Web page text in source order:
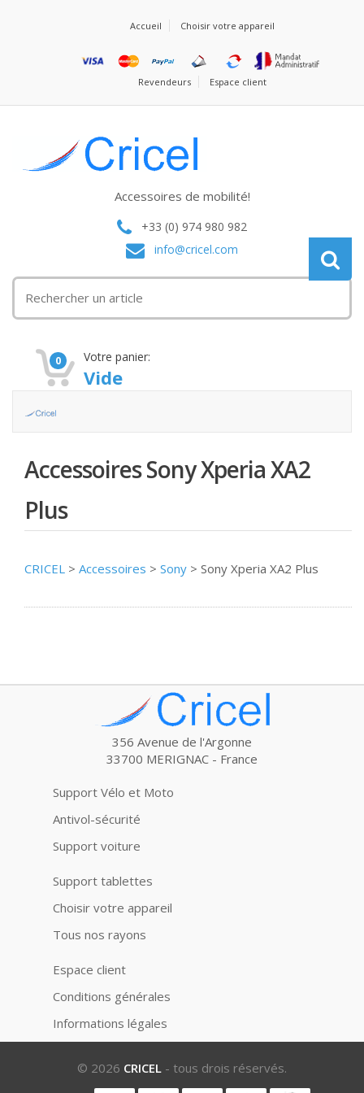
Accueil Choisir votre appareil
Revendeurs Espace client
Accessoires de mobilité!
+33 (0) 974 980 982
info@cricel.com
0 Votre panier:
Vide
Accessoires Sony Xperia XA2
Plus
CRICEL > Accessoires > Sony > Sony Xperia XA2 Plus
356 Avenue de l'Argonne
33700 MERIGNAC - France
Support Vélo et Moto
Antivol-sécurité
Support voiture
Support tablettes
Choisir votre appareil
Tous nos rayons
Espace client
Conditions générales
Informations légales
© 2026 CRICEL - tous drois réservés.